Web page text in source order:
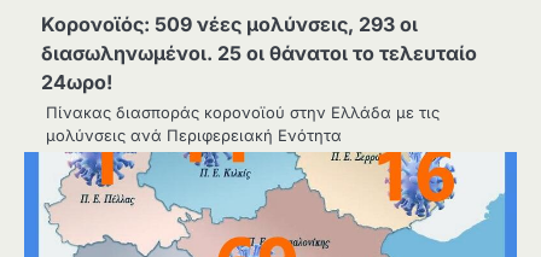
Κορονοϊός: 509 νέες μολύνσεις, 293 οι
διασωληνωμένοι. 25 οι θάνατοι το τελευταίο
24ωρο!
Πίνακας διασποράς κορονοϊού στην Ελλάδα με τις
μολύνσεις ανά Περιφερειακή Ενότητα